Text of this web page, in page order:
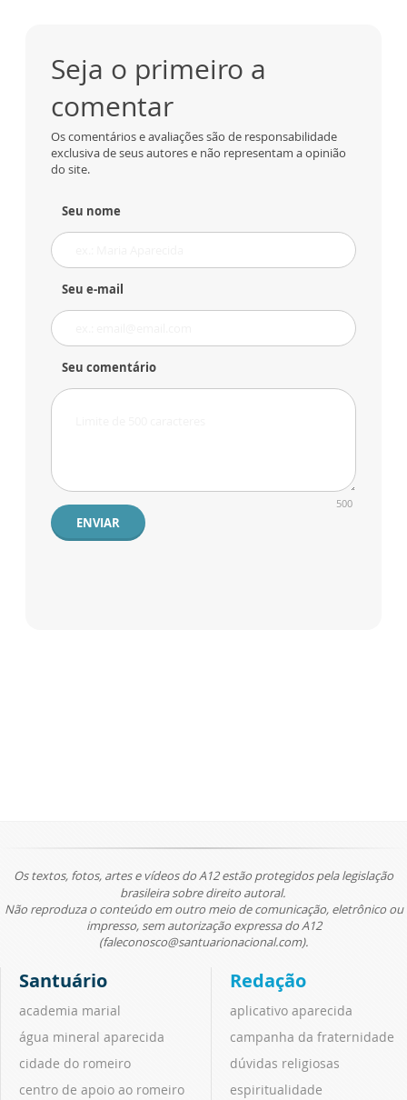
Seja o primeiro a
comentar
Os comentários e avaliações são de responsabilidade
exclusiva de seus autores e não representam a opinião
do site.
Seu nome
Seu e-mail
Seu comentário
500
ENVIAR
Os textos, fotos, artes e vídeos do A12 estão protegidos pela legislação
brasileira sobre direito autoral.
Não reproduza o conteúdo em outro meio de comunicação, eletrônico ou
impresso, sem autorização expressa do A12
(faleconosco@santuarionacional.com).
Santuário
academia marial
água mineral aparecida
cidade do romeiro
centro de apoio ao romeiro
Redação
aplicativo aparecida
campanha da fraternidade
dúvidas religiosas
espiritualidade